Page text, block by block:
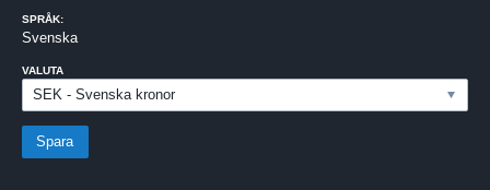
SPRÅK:
Svenska
VALUTA